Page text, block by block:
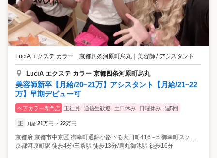
LuciA エクステ カラー 京都四条河原町烏丸 美容師 / アシスタント
LuciA エクステ カラー 京都四条河原町烏丸
美容師新卒【月給/20~21万】アシスタント【月給/21~22
万】早期デビュー可
ヘアカラー専門店 正社員 通信生歓迎 土日休み 日曜休み 週5回
正 月給 21万円 ~ 22万円
京都府 京都市中京区 御幸町通錦小路下る大日町416－5 御幸町スクエアDECO3 2F
京都河原町駅 徒歩4分/三条駅 徒歩13分/烏丸御池駅 徒歩16分